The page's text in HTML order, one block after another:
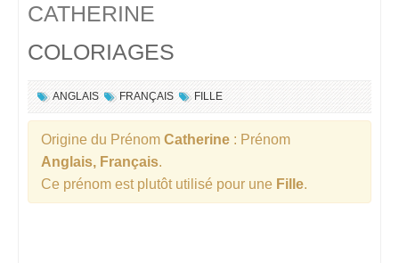
CATHERINE
COLORIAGES
ANGLAIS FRANÇAIS FILLE
Origine du Prénom Catherine : Prénom
Anglais, Français.
Ce prénom est plutôt utilisé pour une Fille.